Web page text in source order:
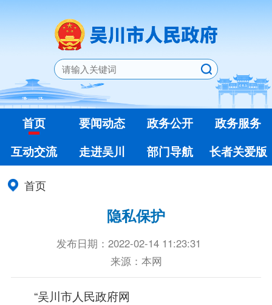
首页 要闻动态 政务公开
政务服务
互动交流
走进吴川 部门导航 长者关爱版
首页
隐私保护
发布日期：2022-02-14 11:23:31
来源：本网
“吴川市人民政府网